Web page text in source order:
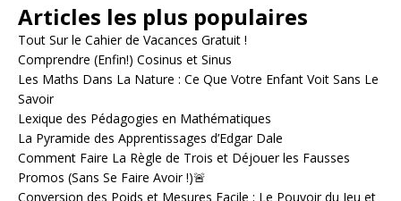
t
e
r
n
a
t
i
v
e
:
Articles les plus populaires
Tout Sur le Cahier de Vacances Gratuit !
Comprendre (Enfin!) Cosinus et Sinus
Les Maths Dans La Nature : Ce Que Votre Enfant Voit Sans Le
Savoir
Lexique des Pédagogies en Mathématiques
La Pyramide des Apprentissages d’Edgar Dale
Comment Faire La Règle de Trois et Déjouer les Fausses
Promos (Sans Se Faire Avoir !)🚨
Conversion des Poids et Mesures Facile : Le Pouvoir du Jeu et